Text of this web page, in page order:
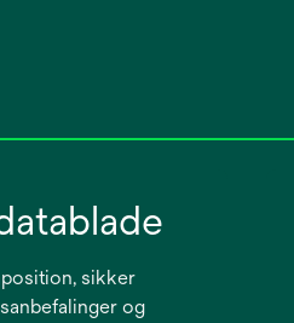
sikker
og